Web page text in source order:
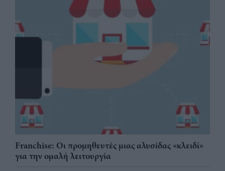
Franchise: Οι προμηθευτές μιας αλυσίδας «κλειδί»
για την ομαλή λειτουργία